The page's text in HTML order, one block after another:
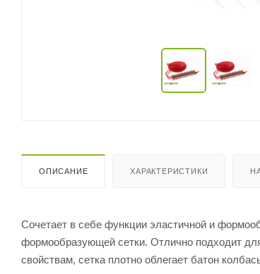
ОПИСАНИЕ ХАРАКТЕРИСТИКИ
Сочетает в себе функции эластичной и
формообразующей сетки. Отлично подходит
свойствам, сетка плотно облегает батон